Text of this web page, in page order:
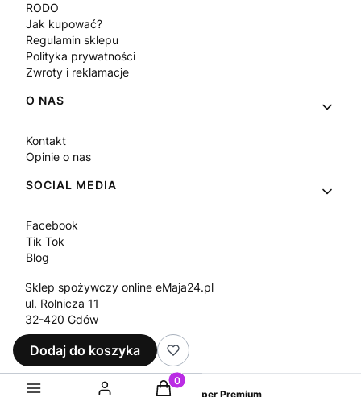
RODO
Jak kupować?
Regulamin sklepu
Polityka prywatności
Zwroty i reklamacje
O NAS
Kontakt
Opinie o nas
SOCIAL MEDIA
Facebook
Tik Tok
Blog
Sklep spożywczy online eMaja24.pl
ul. Rolnicza 11
32-420 Gdów
Tel.+48 573 330 911
e-mail:sklep@emaja24.pl
Sklep internetowy Shoper Premium
Dodaj do koszyka
Produkty w koszyku: 0. Zobacz